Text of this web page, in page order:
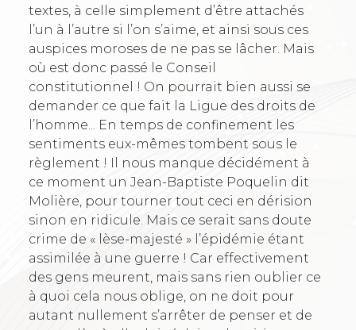
textes, à celle simplement d’être attachés
l’un à l’autre si l’on s’aime, et ainsi sous ces
auspices moroses de ne pas se lâcher. Mais
où est donc passé le Conseil
constitutionnel ! On pourrait bien aussi se
demander ce que fait la Ligue des droits de
l’homme... En temps de confinement les
sentiments eux-mêmes tombent sous le
règlement ! Il nous manque décidément à
ce moment un Jean-Baptiste Poquelin dit
Molière, pour tourner tout ceci en dérision
sinon en ridicule. Mais ce serait sans doute
crime de « lèse-majesté » l’épidémie étant
assimilée à une guerre ! Car effectivement
des gens meurent, mais sans rien oublier ce
à quoi cela nous oblige, on ne doit pour
autant nullement s’arrêter de penser et de